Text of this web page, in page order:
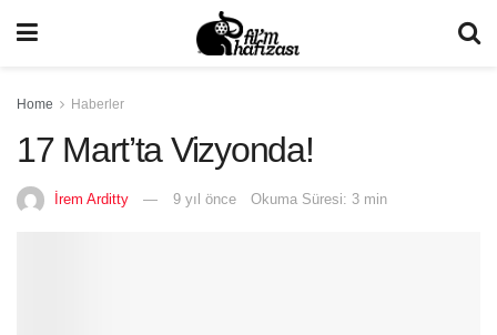
Home Haberler
17 Mart’ta Vizyonda!
İrem Arditty 9 yıl önce Okuma Süresi: 3 min